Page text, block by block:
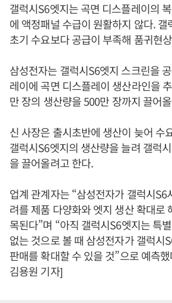
갤럭시S6엣지는 곡면 디스플레이의
에 액정패널 수급이 원활하지 않다. 갤
초기 수요보다 공급이 부족해 품귀현
삼성전자는 갤럭시S6엣지 스크린을
레이에 곡면 디스플레이 생산라인을
만 장의 생산량을 500만 장까지 끌어
신 사장은 출시초반에 생산이 늦어 수
갤럭시S6엣지의 생산량을 늘려 갤럭
을 끌어올려고 한다.
업계 관계자는 “삼성전자가 갤럭시S6
려를 제품 다양화와 엣지 생산 확대로
목된다”며 “아직 갤럭시S6엣지는 특
없는 것으로 볼 때 삼성전자가 갤럭시
판매를 확대할 수 있을 것”으로 예측
김용원 기자]